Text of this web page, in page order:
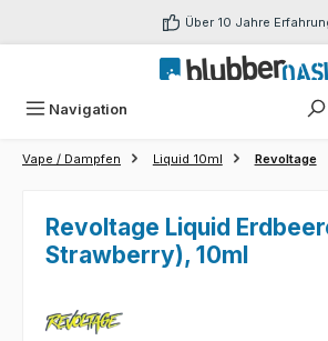
Zum Hauptinhalt springen Über 10 Jahre
Navigation
Vape / Dampfen Liquid 10ml Revoltage
Revoltage Liquid
Strawberry), 10ml